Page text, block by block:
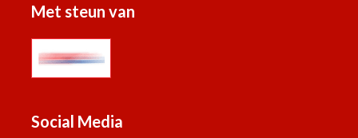
Met steun van
Social Media